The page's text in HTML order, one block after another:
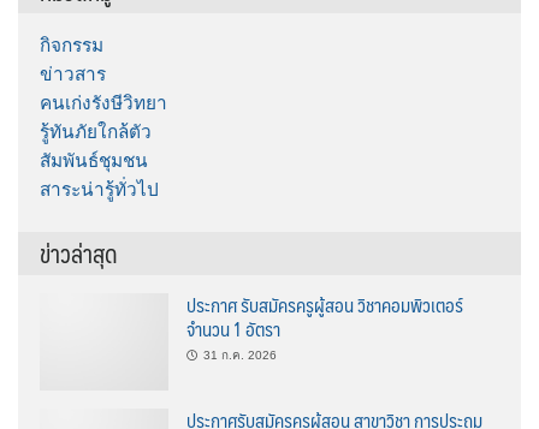
กิจกรรม
ข่าวสาร
คนเก่งรังษีวิทยา
รู้ทันภัยใกล้ตัว
สัมพันธ์ชุมชน
สาระน่ารู้ทั่วไป
ข่าวล่าสุด
ประกาศ รับสมัครครูผู้สอน วิชาคอมพิวเตอร์
จำนวน 1 อัตรา
31 ก.ค. 2026
ประกาศรับสมัครครูผู้สอน สาขาวิชา การประถม